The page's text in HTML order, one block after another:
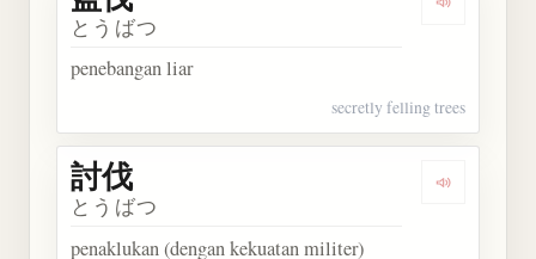
Dengarkan
とうばつ
penebangan liar
secretly felling trees
Dengarkan
討伐
とうばつ
penaklukan (dengan kekuatan militer)